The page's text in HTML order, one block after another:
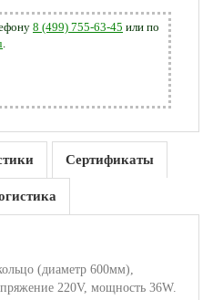
8 (499) 755-63-45 или по
.
Сертификаты
(диаметр 600мм),
220V, мощность 36W.